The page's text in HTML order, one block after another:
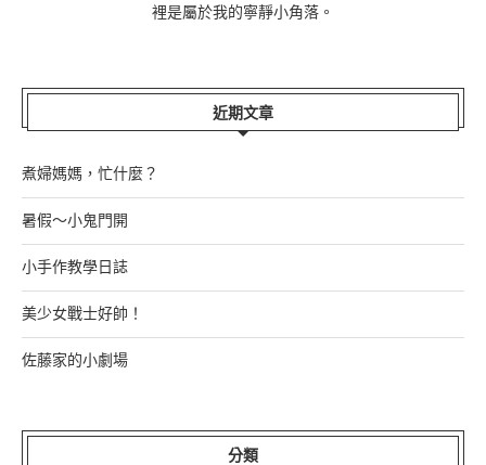
裡是屬於我的寧靜小角落。
近期文章
煮婦媽媽，忙什麼？
暑假～小鬼門開
小手作教學日誌
美少女戰士好帥！
佐藤家的小劇場
分類